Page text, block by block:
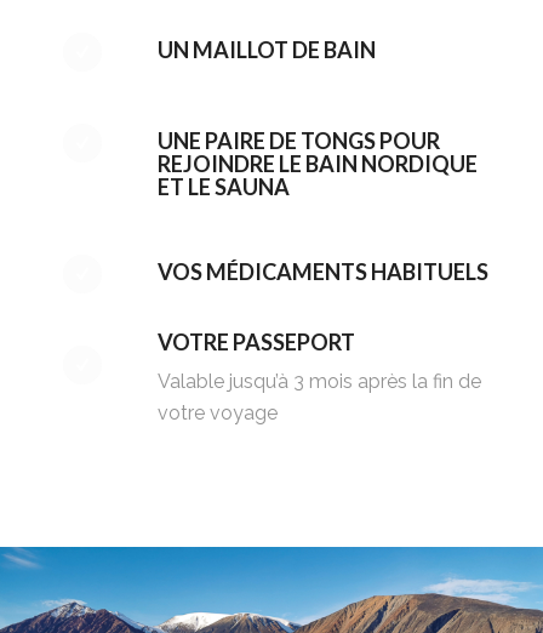
UN MAILLOT DE BAIN
UNE PAIRE DE TONGS POUR
REJOINDRE LE BAIN NORDIQUE
ET LE SAUNA
VOS MÉDICAMENTS HABITUELS
VOTRE PASSEPORT
Valable jusqu’à 3 mois après la fin de
votre voyage